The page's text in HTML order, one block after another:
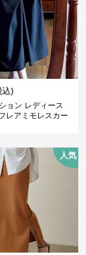
込)
ョン レディース
レアミモレスカー
人気